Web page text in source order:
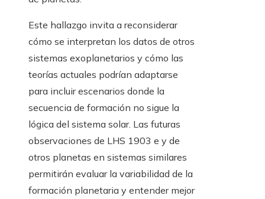
Este hallazgo invita a reconsiderar
cómo se interpretan los datos de otros
sistemas exoplanetarios y cómo las
teorías actuales podrían adaptarse
para incluir escenarios donde la
secuencia de formación no sigue la
lógica del sistema solar. Las futuras
observaciones de LHS 1903 e y de
otros planetas en sistemas similares
permitirán evaluar la variabilidad de la
formación planetaria y entender mejor